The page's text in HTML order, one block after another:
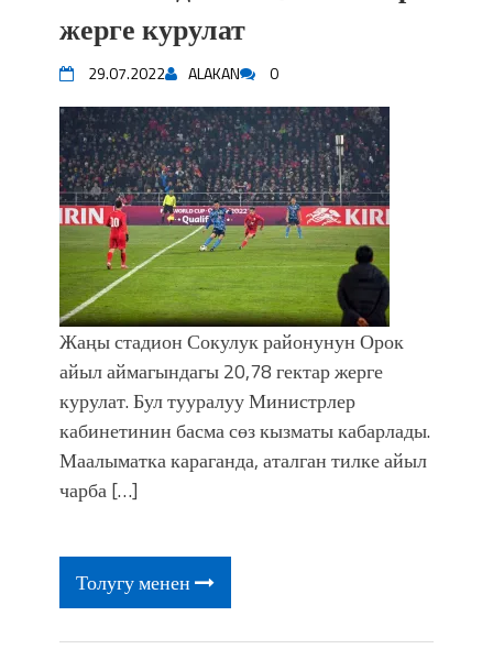
впечатляющим шоу музыкальных
фонтанов в Royal Central Park
Аида САЛЯНОВА: "Кыргыз шахмат
союзунун президенти болуп
шайланышым сыймык жана чоң
жоопкерчилик!"
Садыр ЖАПАРОВ: “Айтматовдой
адабият алпы чыгыш үчүн, улуу көч
уланышы үчүн журнал сөзсүз керек!”
“Китепкана түнγ-2026”: Психолог
Мээрим Мураталиева менен
жолугушууга келиңиз! (Дарек. Видео)
Латын арибиндеги “Чабуул”... “Ала-
Тоо” журналынын тарыхы жана
редакторлору... (Тизме. Видео)
“КАРА КЕМПИР”: ҮМҮТТҮН
ТҮБӨЛҮК СИМВОЛУ
Кыргызстандагы эң ири музыкалуу
фонтанды көрүү үчүн Royal Central
жерге курулат
29.07.2022 ALAKAN 0
Жаңы стадион Сокулук районунун Орок
айыл аймагындагы 20,78 гектар жерге
курулат. Бул тууралуу Министрлер
кабинетинин басма сөз кызматы кабарлады.
Маалыматка караганда, аталган тилке айыл
чарба […]
Толугу менен